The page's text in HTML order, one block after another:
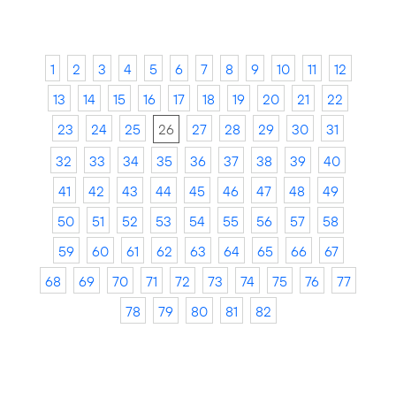
1 2 3 4 5 6 7 8 9 10 11
12
13
14 15 16 17 18 19 20 21
22
23
24 25 26 27 28 29 30
31
32
33 34 35 36 37 38 39
40
41
42 43 44 45 46 47 48
49
50
51 52 53 54 55 56 57
58
59
60 61 62 63 64 65 66
67
68
69 70 71 72 73 74 75 76
77
78
79 80 81 82